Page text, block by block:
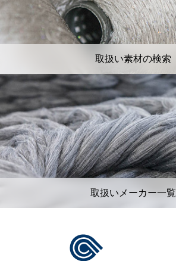
取扱い素材の検索
取扱いメーカー一覧